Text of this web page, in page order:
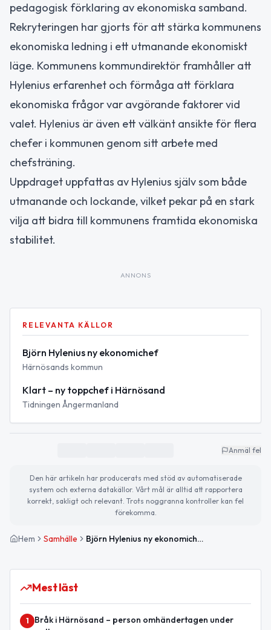
pedagogisk förklaring av ekonomiska samband.
Rekryteringen har gjorts för att stärka kommunens
ekonomiska ledning i ett utmanande ekonomiskt
läge. Kommunens kommundirektör framhåller att
Hylenius erfarenhet och förmåga att förklara
ekonomiska frågor var avgörande faktorer vid
valet. Hylenius är även ett välkänt ansikte för flera
chefer i kommunen genom sitt arbete med
chefsträning.
Uppdraget uppfattas av Hylenius själv som både
utmanande och lockande, vilket pekar på en stark
vilja att bidra till kommunens framtida ekonomiska
stabilitet.
ANNONS
RELEVANTA KÄLLOR
Björn Hylenius ny ekonomichef
Härnösands kommun
Klart – ny toppchef i Härnösand
Tidningen Ångermanland
Anmäl fel
Den här artikeln har producerats med stöd av automatiserade
system och externa datakällor. Vårt mål är alltid att rapportera
korrekt, sakligt och relevant. Trots noggranna kontroller kan fel
förekomma.
Hem Samhälle Björn Hylenius ny ekonomichef i Härnösands kommun
Mest läst
1
Bråk i Härnösand – person omhändertagen under